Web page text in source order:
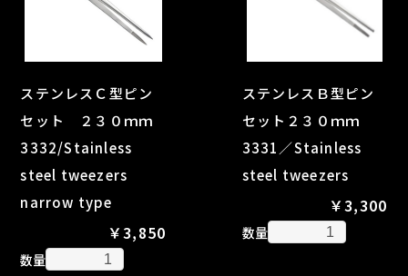
ステンレスＣ型ピン
セット ２３０ｍｍ
3332/Stainless
steel tweezers
narrow type
￥3,850
数量
ステンレスＢ型ピン
セット２３０ｍｍ
3331／Stainless
steel tweezers
￥3,300
数量